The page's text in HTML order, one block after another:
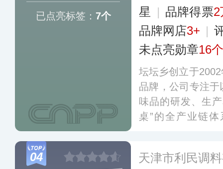
已点亮标签： 7个
星
| 品牌得票2
品牌网店3+ |
未点亮勋章16个
坛坛乡创立于
品牌，公司专注
味品的研发、生
桌”的全产业链
盖各大电商平台。
04 天津市利民调